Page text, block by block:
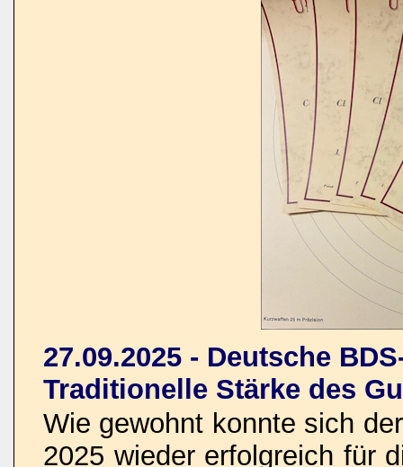
27.09.2025 - Deutsche
Traditionelle Stärke des
Wie gewohnt konnte sich
2025 wieder erfolgreich für